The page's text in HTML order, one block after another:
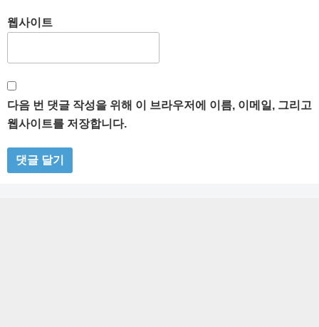
웹사이트
다음 번 댓글 작성을 위해 이 브라우저에 이름, 이메일, 그리고
웹사이트를 저장합니다.